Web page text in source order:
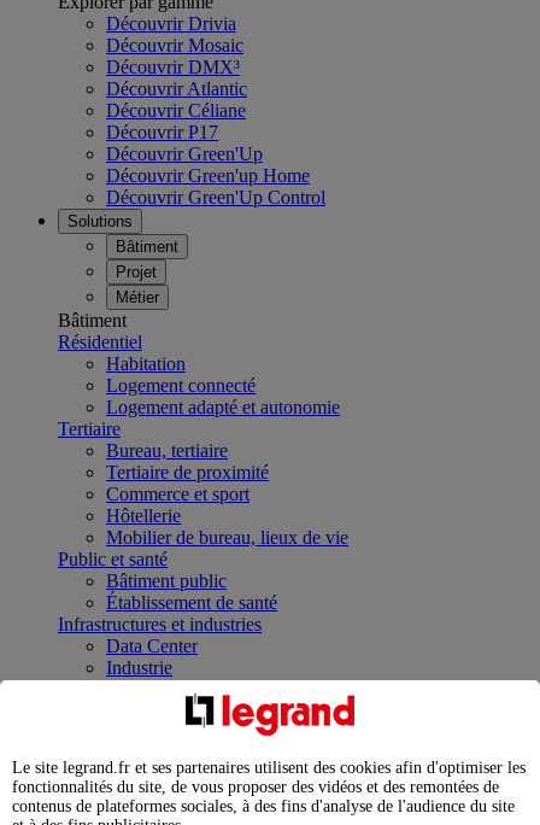
Découvrir Drivia
Découvrir Mosaic
Découvrir DMX³
Découvrir Atlantic
Découvrir Céliane
Découvrir P17
Découvrir Green'Up
Découvrir Green'up Home
Découvrir Green'Up Control
Solutions
Bâtiment
Projet
Métier
Bâtiment
Résidentiel
Habitation
Logement connecté
Logement adapté et autonomie
Tertiaire
Bureau, tertiaire
Tertiaire de proximité
Commerce et sport
Hôtellerie
Mobilier de bureau, lieux de vie
Public et santé
Bâtiment public
Établissement de santé
Infrastructures et industries
Data Center
Industrie
Infrastructures
Contrôler et planifier le fonctionnement des appareils
Répartir et optimiser son tableau électrique
Legrand Data Center Solutions : concentrer les
expertises au service de vos performances
Le site legrand.fr et ses partenaires utilisent des cookies afin d'optimiser les
fonctionnalités du site, de vous proposer des vidéos et des remontées de
contenus de plateformes sociales, à des fins d'analyse de l'audience du site